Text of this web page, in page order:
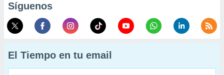
Síguenos
El Tiempo en tu email